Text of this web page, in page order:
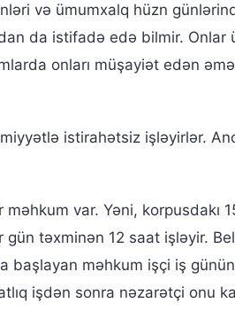
və ümumxalq hüzn
da istifadə edə bilmir. Onlar
onları müşayiət edən
istirahətsiz işləyirlər.
var. Yəni, korpusdakı
təxminən 12 saat işləyir.
başlayan məhkum işçi iş
işdən sonra nəzarətçi onu